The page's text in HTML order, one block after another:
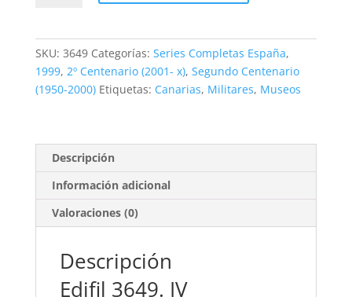
cantidad
SKU: 3649 Categorías: Series Completas España,
1999, 2º Centenario (2001- x), Segundo Centenario
(1950-2000) Etiquetas: Canarias, Militares, Museos
Descripción
Información adicional
Valoraciones (0)
Descripción
Edifil 3649. IV